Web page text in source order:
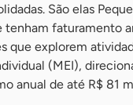
São elas
tenham faturamento
que explorem
(MEI),
anual de até R$ 81